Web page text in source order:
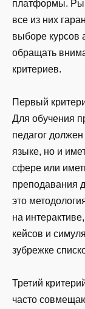
платформы.
все из них
выборе курсов
обращать
критериев.
Первый
Для обучения
педагог
языке, но и
сфере или
преподавания
это
на
кейсов и
зубрежке
Третий
часто